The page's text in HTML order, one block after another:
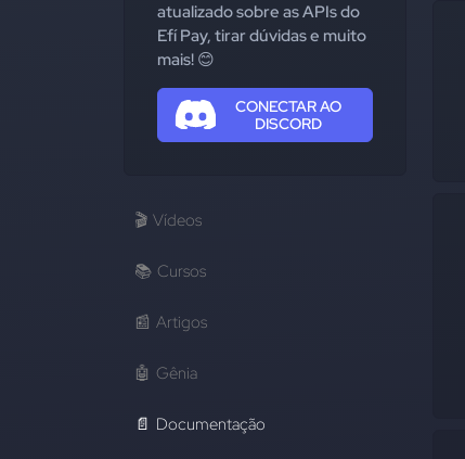
atualizado sobre as APIs do
Efí Pay, tirar dúvidas e muito
mais! 😊
CONECTAR AO
DISCORD
🎬 Vídeos
📚 Cursos
📰 Artigos
🤖 Gênia
📄 Documentação